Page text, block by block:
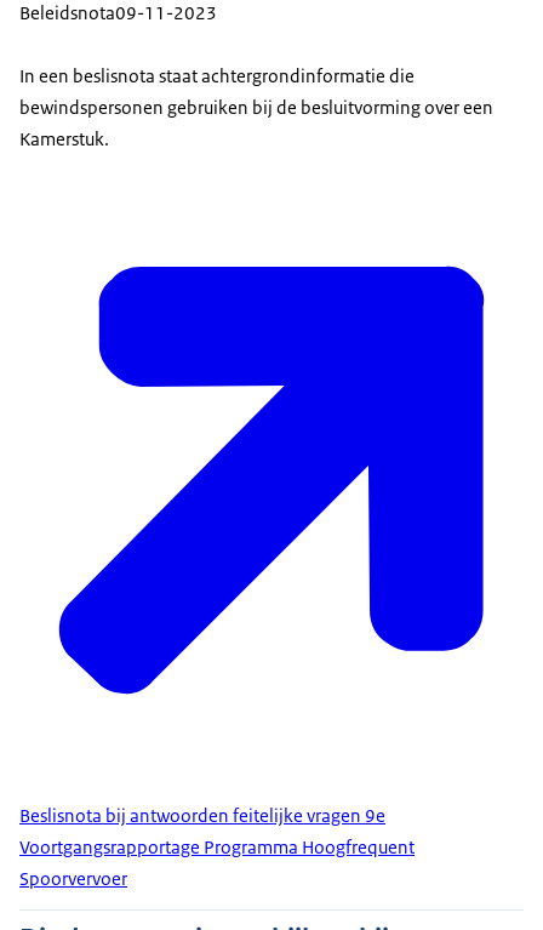
Beleidsnota09-11-2023
In een beslisnota staat achtergrondinformatie die
bewindspersonen gebruiken bij de besluitvorming over een
Kamerstuk.
Beslisnota bij antwoorden feitelijke vragen 9e
Voortgangsrapportage Programma Hoogfrequent
Spoorvervoer